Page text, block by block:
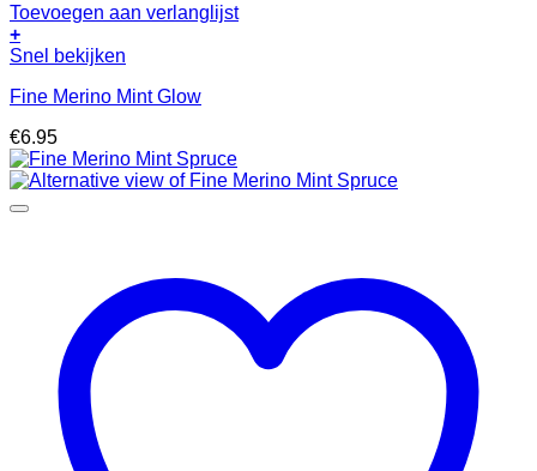
Toevoegen aan verlanglijst
+
Snel bekijken
Fine Merino Mint Glow
€6.95